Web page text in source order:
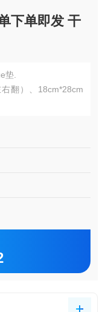
下单即发 干
垫.
翻）、18cm*28cm
无渗漏、无断线、跳
无纺布双层复合隔